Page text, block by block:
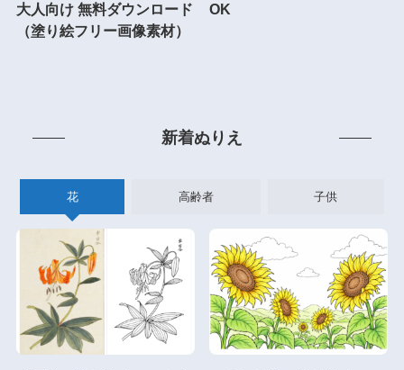
大人向け 無料ダウンロード
（塗り絵フリー画像素材）
OK
新着ぬりえ
花 高齢者 子供